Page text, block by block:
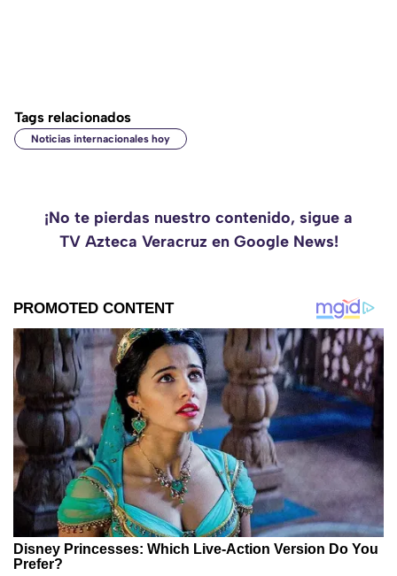
Tags relacionados
Noticias internacionales hoy
¡No te pierdas nuestro contenido, sigue a
TV Azteca Veracruz en Google News!